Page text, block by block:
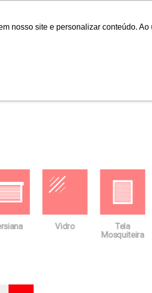
nosso site e personalizar conteúdo. Ao
Vidro
Tela
Mosquiteira